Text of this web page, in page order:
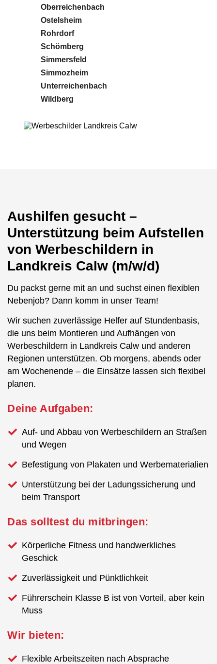
Oberreichenbach
Ostelsheim
Rohrdorf
Schömberg
Simmersfeld
Simmozheim
Unterreichenbach
Wildberg
Aushilfen gesucht –
Unterstützung beim Aufstellen
von Werbeschildern in
Landkreis Calw (m/w/d)
Du packst gerne mit an und suchst einen flexiblen
Nebenjob? Dann komm in unser Team!
Wir suchen zuverlässige Helfer auf Stundenbasis,
die uns beim Montieren und Aufhängen von
Werbeschildern in Landkreis Calw und anderen
Regionen unterstützen. Ob morgens, abends oder
am Wochenende – die Einsätze lassen sich flexibel
planen.
Deine Aufgaben:
Auf- und Abbau von Werbeschildern an Straßen
und Wegen
Befestigung von Plakaten und Werbematerialien
Unterstützung bei der Ladungssicherung und
beim Transport
Das solltest du mitbringen:
Körperliche Fitness und handwerkliches
Geschick
Zuverlässigkeit und Pünktlichkeit
Führerschein Klasse B ist von Vorteil, aber kein
Muss
Wir bieten:
Flexible Arbeitszeiten nach Absprache